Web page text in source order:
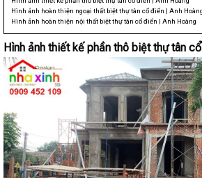
Hình ảnh hoàn thiện ngoại thất biệt thự tân cổ điển | Anh Hoàng
Hình ảnh hoàn thiện nội thất biệt thự tân cổ điển | Anh Hoàng
Hình ảnh thiết kế phần thô biệt thự tân